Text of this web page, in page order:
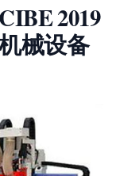
2019
械设备